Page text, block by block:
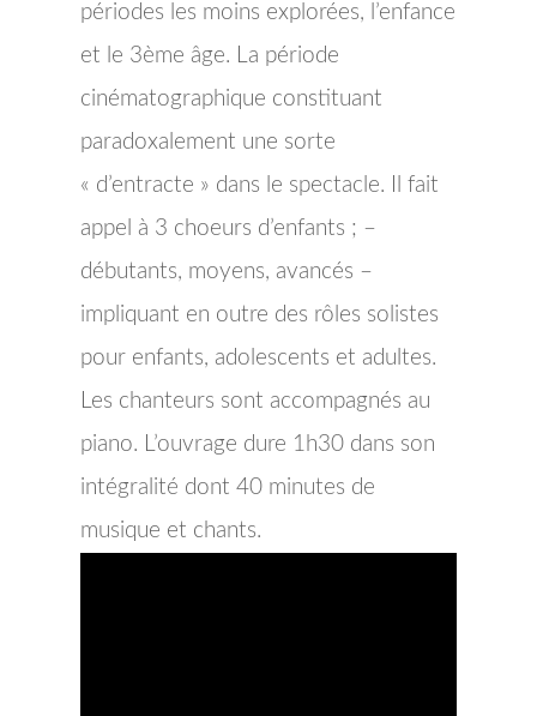
périodes les moins explorées, l’enfance
et le 3ème âge. La période
cinématographique constituant
paradoxalement une sorte
« d’entracte » dans le spectacle. Il fait
appel à 3 choeurs d’enfants ; –
débutants, moyens, avancés –
impliquant en outre des rôles solistes
pour enfants, adolescents et adultes.
Les chanteurs sont accompagnés au
piano. L’ouvrage dure 1h30 dans son
intégralité dont 40 minutes de
musique et chants.